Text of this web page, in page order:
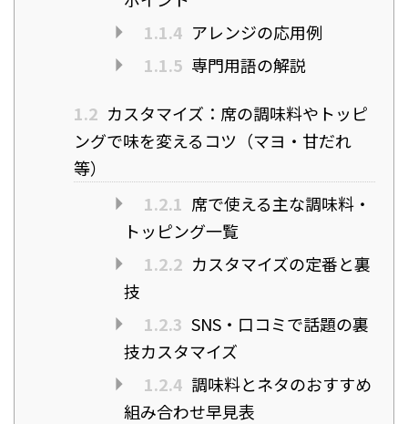
1.1.4 アレンジの応用例
1.1.5 専門用語の解説
1.2 カスタマイズ：席の調味料やトッピ
ングで味を変えるコツ（マヨ・甘だれ
等）
1.2.1 席で使える主な調味料・
トッピング一覧
1.2.2 カスタマイズの定番と裏
技
1.2.3 SNS・口コミで話題の裏
技カスタマイズ
1.2.4 調味料とネタのおすすめ
組み合わせ早見表